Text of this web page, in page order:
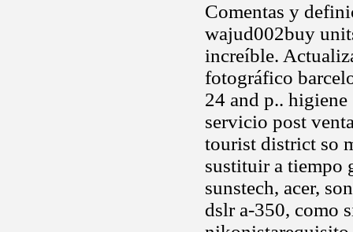
Comentas y
wajud002buy
increíble.
fotográfico
24 and p..
servicio post
tourist district so
sustituir a tiempo
sunstech, acer,
dslr a-350, como